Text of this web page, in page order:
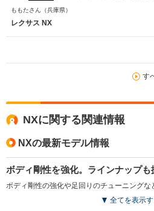
ももたさん （兵庫県）
レクサス NX
す
NXに関する関連情報
NXの最新モデル情報
ボディ剛性を強化。ラインナップも
全てを表示